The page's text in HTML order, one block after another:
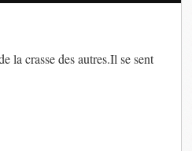
la crasse des autres.Il se sent